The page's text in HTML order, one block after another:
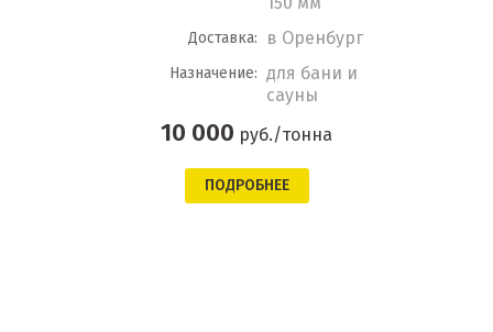
Доставка: в Оренбург
Назначение: для бани и
сауны
10 000 руб./тонна
ПОДРОБНЕЕ